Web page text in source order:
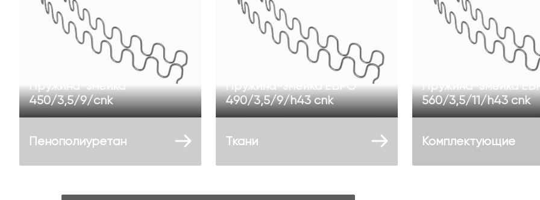
Пружина-змейка
450/3,5/9/cnk
Пружина-змейка ЕВРО
490/3,5/9/h43 cnk
Пружина-змейка
560/3,5/11/h43 cnk
Пенополиуретан Ткани Комплектующие